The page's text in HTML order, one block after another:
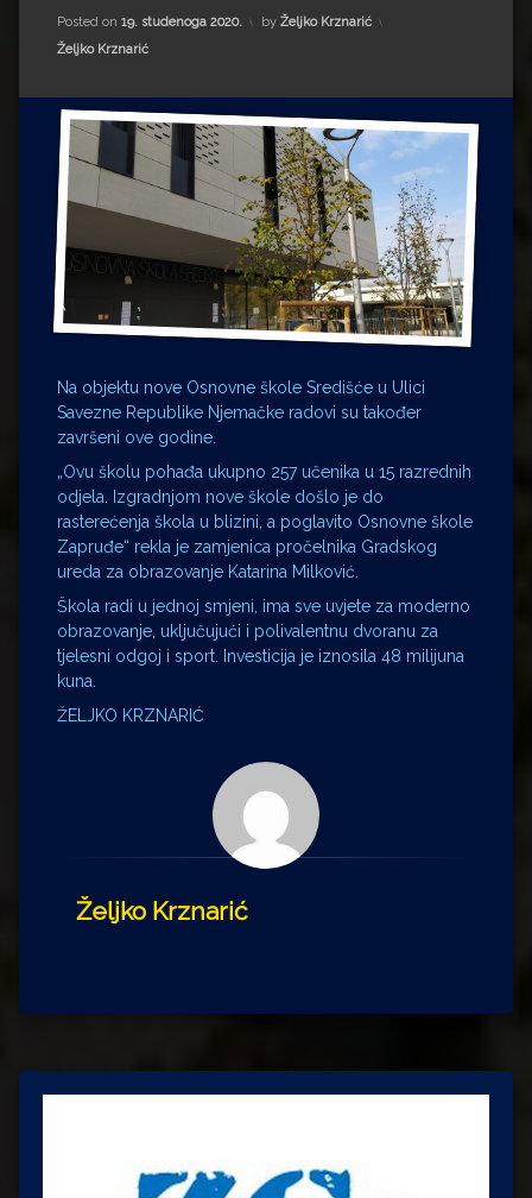
Drugi autori
Drugi autori
Matea Andrić
Ljiljana Lekanić-Kljaić
Željko Krznarić
Mario Lovreković
Posted on 19. studenoga 2020. by Željko Krznarić
Kategorije:
Željko Krznarić
Na objektu nove Osnovne škole Središće u Ulici
Savezne Republike Njemačke radovi su također
završeni ove godine.
„Ovu školu pohađa ukupno 257 učenika u 15 razrednih
odjela. Izgradnjom nove škole došlo je do
rasterećenja škola u blizini, a poglavito Osnovne škole
Zapruđe“ rekla je zamjenica pročelnika Gradskog
ureda za obrazovanje Katarina Milković.
Škola radi u jednoj smjeni, ima sve uvjete za moderno
obrazovanje, uključujući i polivalentnu dvoranu za
tjelesni odgoj i sport. Investicija je iznosila 48 milijuna
kuna.
ŽELJKO KRZNARIĆ
Željko Krznarić